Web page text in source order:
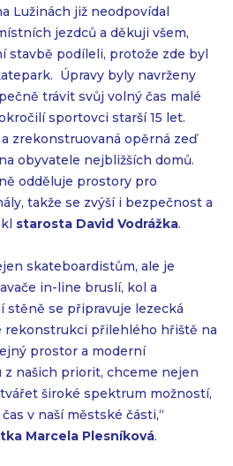
Lužinách již neodpovídal
jezdců a děkuji všem,
stavbě podíleli, protože zde byl
Úpravy byly navrženy
trávit svůj volný čas malé
sportovci starší 15 let.
zrekonstruovaná opěrná zeď
obyvatele nejbližších domů.
odděluje prostory pro
takže se zvýší i bezpečnost a
starosta David Vodrážka.
skateboardistům, ale je
in-line bruslí, kol a
stěně se připravuje lezecká
rekonstrukci přilehlého hřiště na
prostor a moderní
našich priorit, chceme nejen
široké spektrum možností,
v naší městské části,“
Marcela Plesníková.